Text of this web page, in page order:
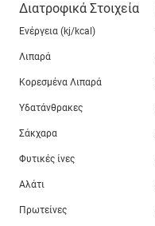
Διατροφικά Στοιχεία
Ενέργεια (kj/kcal)
Λιπαρά
Κορεσμένα Λιπαρά
Υδατάνθρακες
Σάκχαρα
Φυτικές ίνες
Αλάτι
Πρωτείνες